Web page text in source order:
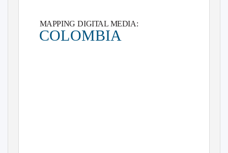
MAPPING DIGITAL MEDIA:
COLOMBIA